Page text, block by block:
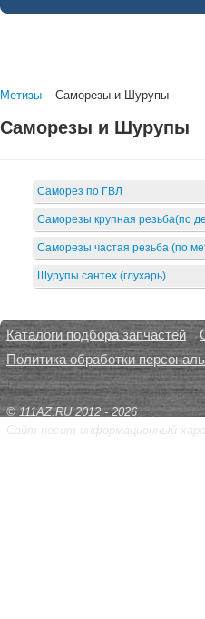
Метизы – Саморезы и Шурупы
Саморезы и Шурупы
Саморез по ГВЛ
Саморезы крупная резьба(по
Саморезы частая резьба (по
Шурупы сантех.(глухарь)
Каталоги подбора запчастей
Политика обработки
© 111AZ.RU 2012 - 2026
Сайт носит информационный